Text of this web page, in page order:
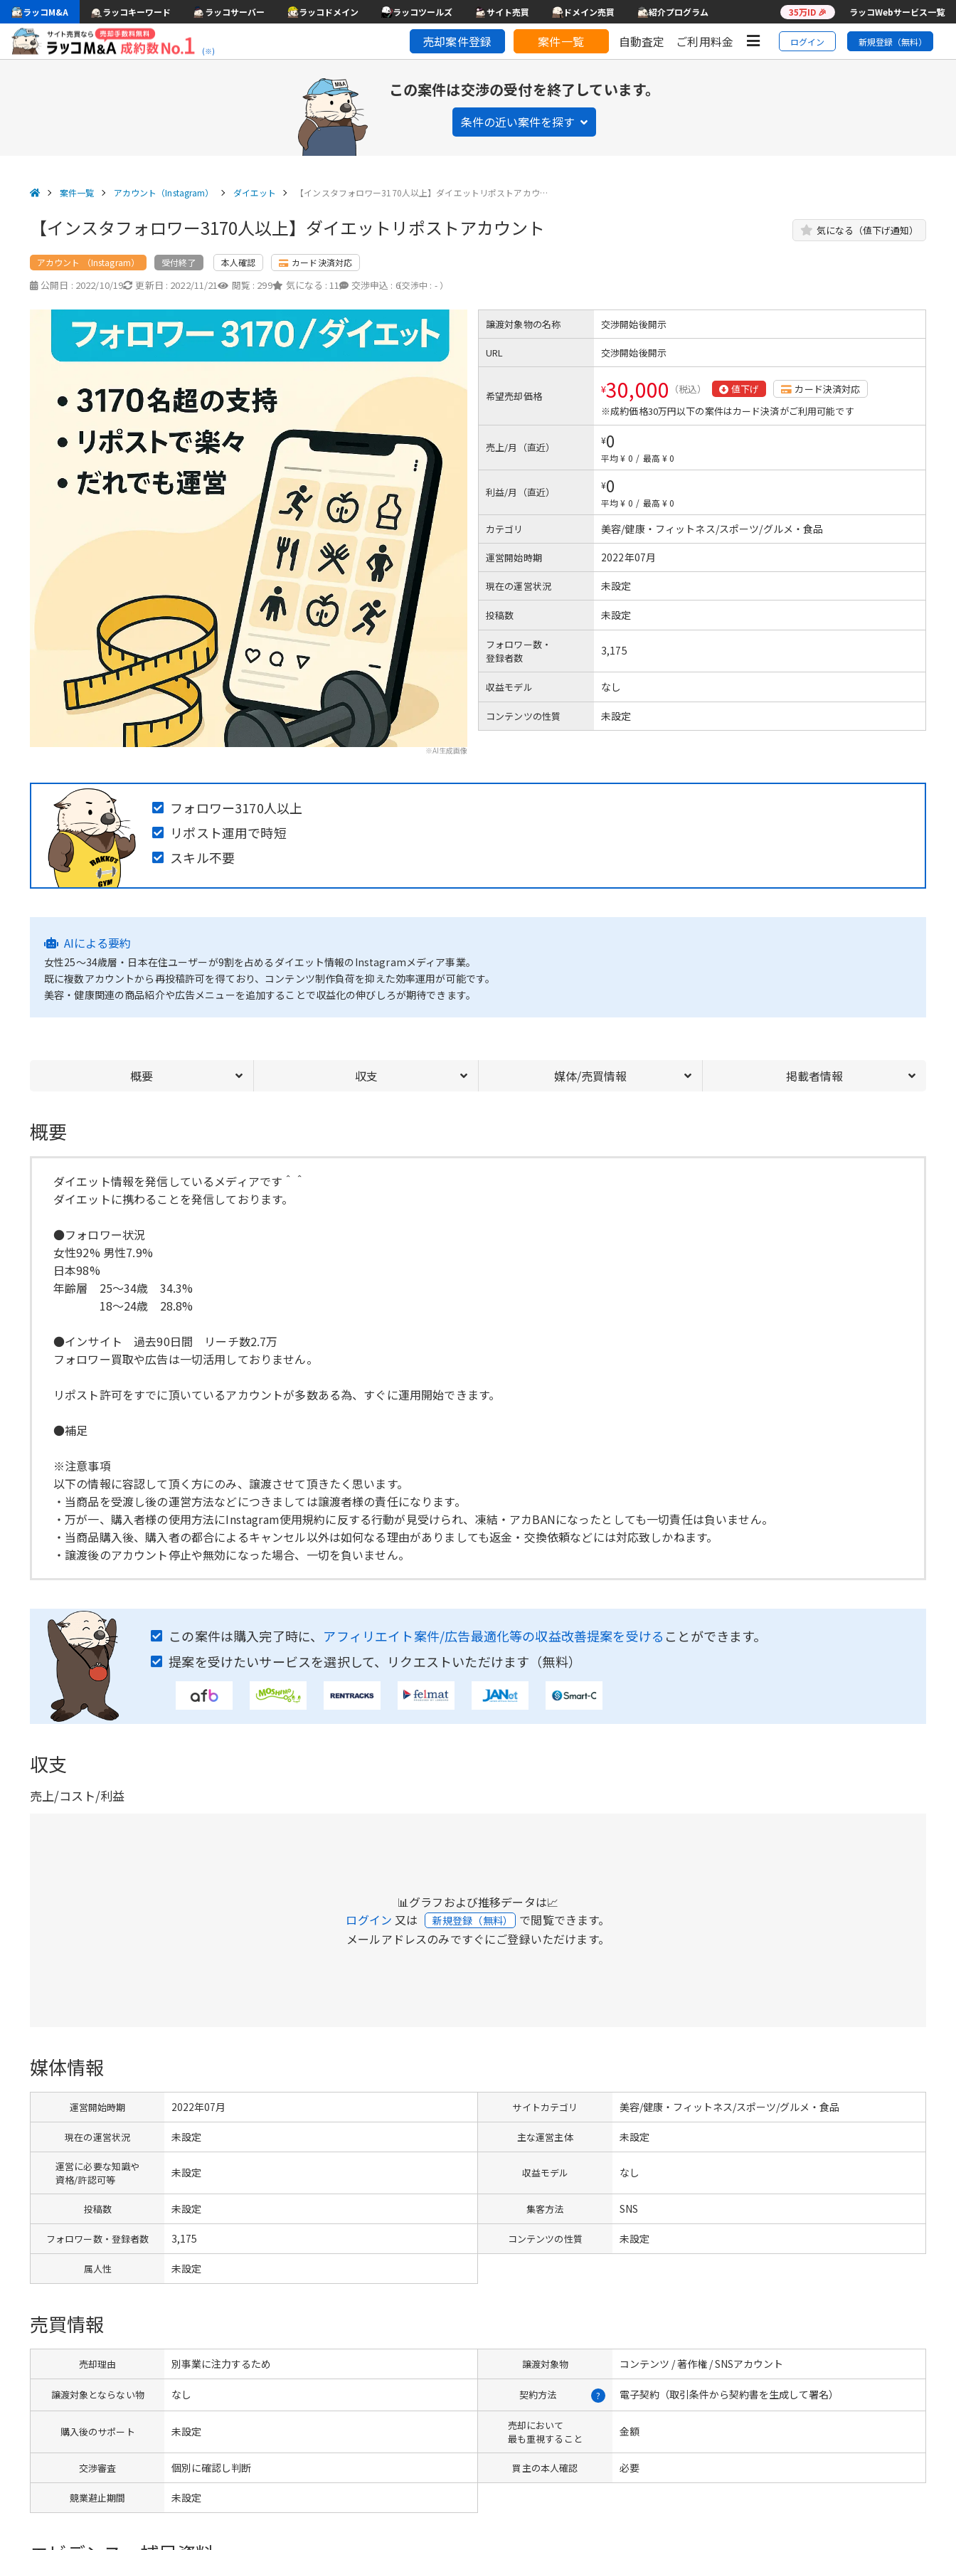
ラッコM&A ラッコキーワード ラッコサーバー ラッコドメイン ラッコツールズ サイト売買 ドメイン売買 紹介プログラム 35万ID 🎉 ラッコWebサービス一覧
(※)
売却案件登録 案件一覧 自動査定 ご利用料金 ログイン 新規登録（無料）
この案件は交渉の受付を終了しています。
条件の近い案件を探す
案件一覧 アカウント（Instagram） ダイエット 【インスタフォロワー3170人以上】ダイエットリポストアカウ…
【インスタフォロワー3170人以上】ダイエットリポストアカウント 気になる（値下げ通知）
アカウント （Instagram） 受付終了 本人確認 カード決済対応
公開日 : 2022/10/19 更新日 : 2022/11/21 閲覧 : 299 気になる : 11 交渉申込 : 6
（交渉中 : - ）
※AI生成画像
譲渡対象物の名称 交渉開始後開示
URL 交渉開始後開示
希望売却価格 ¥30,000 （税込） 値下げ
カード決済対応
※成約価格30万円以下の案件はカード決済がご利用可能です
売上/月（直近）
¥0
平均 ¥ 0 / 最高 ¥ 0
利益/月（直近）
¥0
平均 ¥ 0 / 最高 ¥ 0
カテゴリ 美容/健康・フィットネス/スポーツ/グルメ・食品
運営開始時期 2022年07月
現在の運営状況 未設定
投稿数 未設定
フォロワー数・
登録者数
3,175
収益モデル なし
コンテンツの性質 未設定
フォロワー3170人以上
リポスト運用で時短
スキル不要
AIによる要約
女性25〜34歳層・日本在住ユーザーが9割を占めるダイエット情報のInstagramメディア事業。
既に複数アカウントから再投稿許可を得ており、コンテンツ制作負荷を抑えた効率運用が可能です。
美容・健康関連の商品紹介や広告メニューを追加することで収益化の伸びしろが期待できます。
概要 収支 媒体/売買情報 掲載者情報
概要
ダイエット情報を発信しているメディアです＾＾
ダイエットに携わることを発信しております。
●フォロワー状況
女性92% 男性7.9%
日本98%
年齢層 25〜34歳 34.3%
18〜24歳 28.8%
●インサイト 過去90日間 リーチ数2.7万
フォロワー買取や広告は一切活用しておりません。
リポスト許可をすでに頂いているアカウントが多数ある為、すぐに運用開始できます。
●補足
※注意事項
以下の情報に容認して頂く方にのみ、譲渡させて頂きたく思います。
・当商品を受渡し後の運営方法などにつきましては譲渡者様の責任になります。
・万が一、購入者様の使用方法にInstagram使用規約に反する行動が見受けられ、凍結・アカBANになったとしても一切責任は負いません。
・当商品購入後、購入者の都合によるキャンセル以外は如何なる理由がありましても返金・交換依頼などには対応致しかねます。
・譲渡後のアカウント停止や無効になった場合、一切を負いません。
この案件は購入完了時に、 アフィリエイト案件/広告最適化等の収益改善提案を受ける ことができます。
提案を受けたいサービスを選択して、リクエストいただけます（無料）
収支
売上/コスト/利益
📊グラフおよび推移データは📈
ログイン 又は 新規登録（無料） で閲覧できます。
メールアドレスのみですぐにご登録いただけます。
媒体情報
運営開始時期 2022年07月 サイトカテゴリ 美容/健康・フィットネス/スポーツ/グルメ・食品
現在の運営状況 未設定 主な運営主体 未設定
運営に必要な知識や
資格/許認可等
未設定 収益モデル なし
投稿数 未設定 集客方法 SNS
フォロワー数・登録者数 3,175 コンテンツの性質 未設定
属人性 未設定
売買情報
売却理由 別事業に注力するため 譲渡対象物 コンテンツ / 著作権 / SNSアカウント
譲渡対象とならない物 なし 契約方法 ? 電子契約（取引条件から契約書を生成して署名）
購入後のサポート 未設定
売却において
最も重視すること
金額
交渉審査 個別に確認し判断 買主の本人確認 必要
競業避止期間 未設定